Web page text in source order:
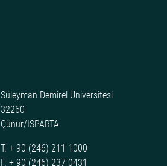
Süleyman Demirel Üniversitesi
32260
Çünür/ISPARTA
T. + 90 (246) 211 1000
F. + 90 (246) 237 0431